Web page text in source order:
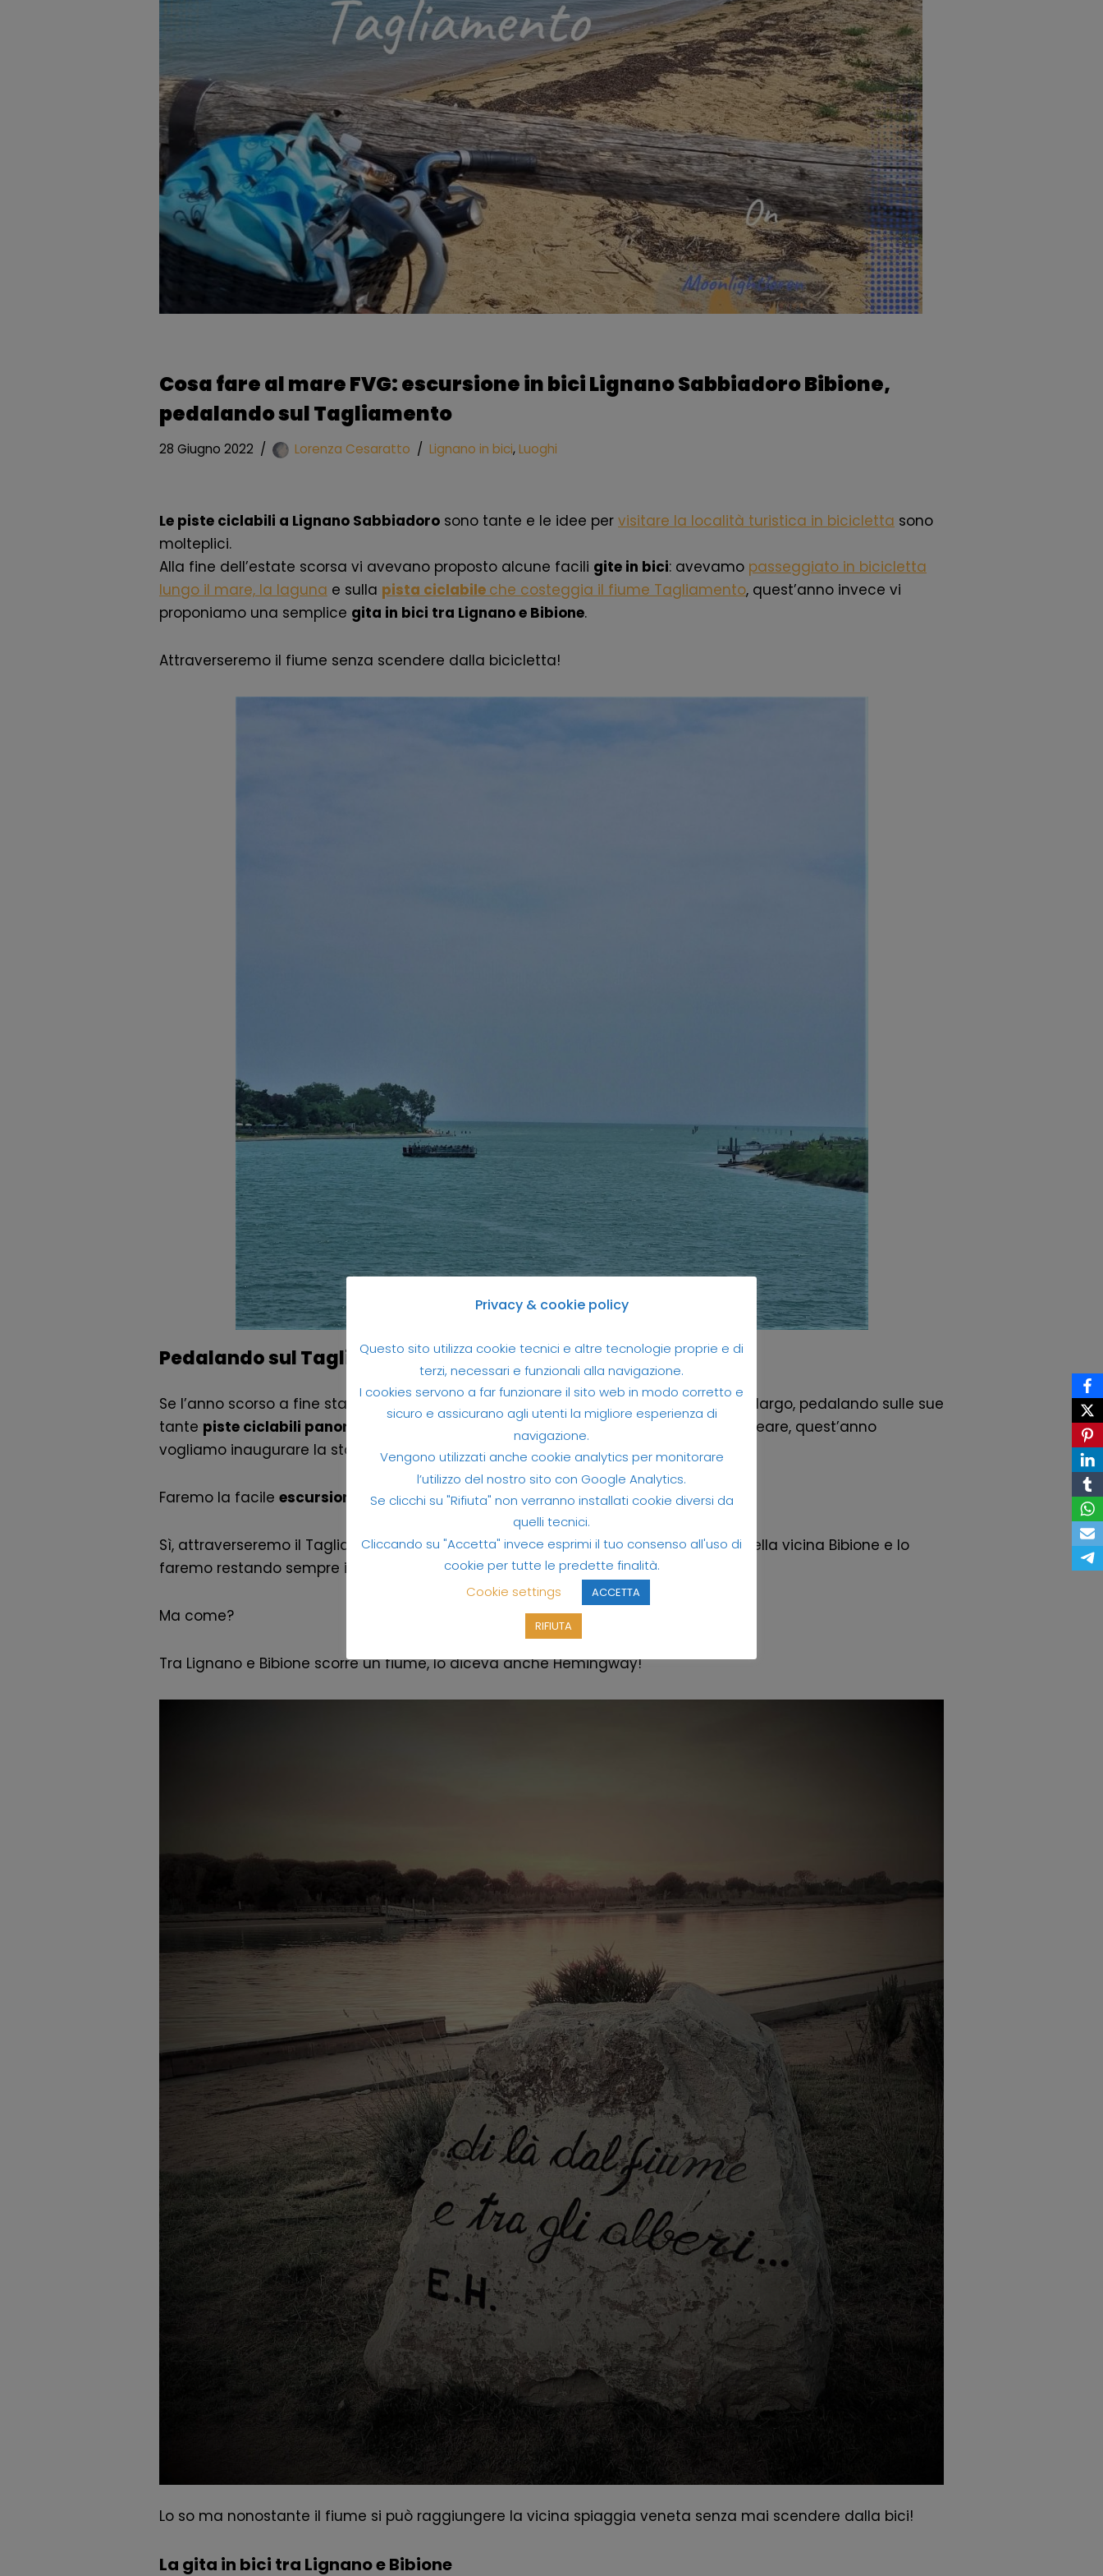
Cosa fare al mare FVG: escursione in bici Lignano Sabbiadoro Bibione,
pedalando sul Tagliamento
28 Giugno 2022 Lorenza Cesaratto Lignano in bici,Luoghi
Le piste ciclabili a Lignano Sabbiadoro sono tante e le idee per visitare la località turistica in bicicletta sono
molteplici.
Alla fine dell’estate scorsa vi avevano proposto alcune facili gite in bici: avevamo passeggiato in bicicletta
lungo il mare, la laguna e sulla pista ciclabile che costeggia il fiume Tagliamento, quest’anno invece vi
proponiamo una semplice gita in bici tra Lignano e Bibione.
Attraverseremo il fiume senza scendere dalla bicicletta!
Pedalando sul Tagliamento gita in bici Lignano Bibione
Se l’anno scorso a fine stagione abbiamo percorso la penisola lignanese in lungo e largo, pedalando sulle sue
tante piste ciclabili panoramiche
alla scoperta dei luoghi insoliti della località balneare, quest’anno
vogliamo inaugurare la stagione facendo unagita in bici oltre fiume, fuori regione.
Faremo la facile escursione in bicicletta Lignano Bibione.
Sì, attraverseremo il Tagliamento per andare a scoprire la foce del fiume e il faro nella vicina Bibione e lo
faremo restando sempre in sella alla nostra bicicletta.
Ma come?
Tra Lignano e Bibione scorre un fiume, lo diceva anche Hemingway!
Lo so ma nonostante il fiume si può raggiungere la vicina spiaggia veneta senza mai scendere dalla bici!
La gita in bici tra Lignano e Bibione
Privacy & cookie policy
Questo sito utilizza cookie tecnici e altre tecnologie proprie e di
terzi, necessari e funzionali alla navigazione.
I cookies servono a far funzionare il sito web in modo corretto e
sicuro e assicurano agli utenti la migliore esperienza di
navigazione.
Vengono utilizzati anche cookie analytics per monitorare
l’utilizzo del nostro sito con Google Analytics.
Se clicchi su "Rifiuta" non verranno installati cookie diversi da
quelli tecnici.
Cliccando su "Accetta" invece esprimi il tuo consenso all'uso di
cookie per tutte le predette finalità.
Cookie settings
ACCETTA
RIFIUTA